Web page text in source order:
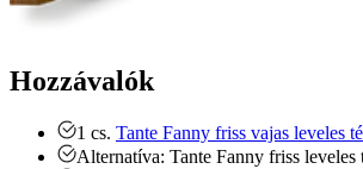
Hozzávalók
1 cs. Tante Fanny friss vajas leveles
Alternatíva: Tante Fanny friss leveles